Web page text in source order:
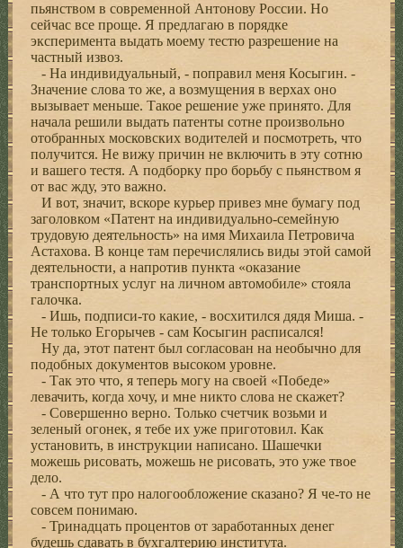
пьянством в современной Антонову России. Но
сейчас все проще. Я предлагаю в порядке
эксперимента выдать моему тестю разрешение на
частный извоз.
- На индивидуальный, - поправил меня Косыгин. -
Значение слова то же, а возмущения в верхах оно
вызывает меньше. Такое решение уже принято. Для
начала решили выдать патенты сотне произвольно
отобранных московских водителей и посмотреть, что
получится. Не вижу причин не включить в эту сотню
и вашего тестя. А подборку про борьбу с пьянством я
от вас жду, это важно.
И вот, значит, вскоре курьер привез мне бумагу под
заголовком «Патент на индивидуально-семейную
трудовую деятельность» на имя Михаила Петровича
Астахова. В конце там перечислялись виды этой самой
деятельности, а напротив пункта «оказание
транспортных услуг на личном автомобиле» стояла
галочка.
- Ишь, подписи-то какие, - восхитился дядя Миша. -
Не только Егорычев - сам Косыгин расписался!
Ну да, этот патент был согласован на необычно для
подобных документов высоком уровне.
- Так это что, я теперь могу на своей «Победе»
левачить, когда хочу, и мне никто слова не скажет?
- Совершенно верно. Только счетчик возьми и
зеленый огонек, я тебе их уже приготовил. Как
установить, в инструкции написано. Шашечки
можешь рисовать, можешь не рисовать, это уже твое
дело.
- А что тут про налогообложение сказано? Я че-то не
совсем понимаю.
- Тринадцать процентов от заработанных денег
будешь сдавать в бухгалтерию института.